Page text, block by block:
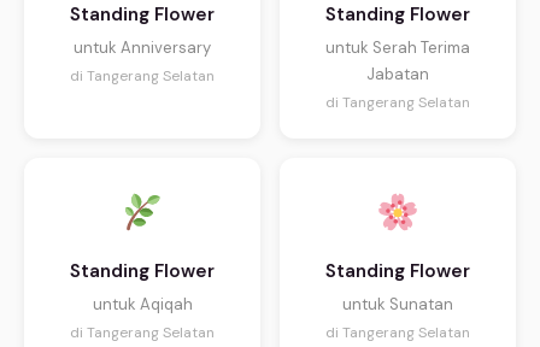
Standing Flower
untuk Anniversary
di Tangerang Selatan
Standing Flower
untuk Serah Terima
Jabatan
di Tangerang Selatan
Standing Flower
untuk Aqiqah
di Tangerang Selatan
Standing Flower
untuk Sunatan
di Tangerang Selatan